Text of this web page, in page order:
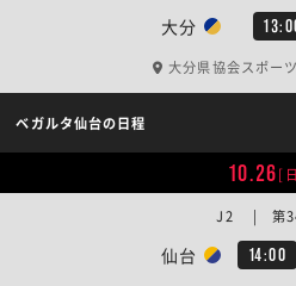
大分
大分県協会スポー
ベガルタ仙台の日程
10.26[
仙台 14:00
J2 | 第